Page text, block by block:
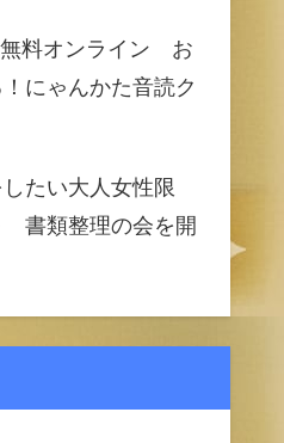
料オンライン お
にゃんかた音読ク
たい大人女性限
書類整理の会を開